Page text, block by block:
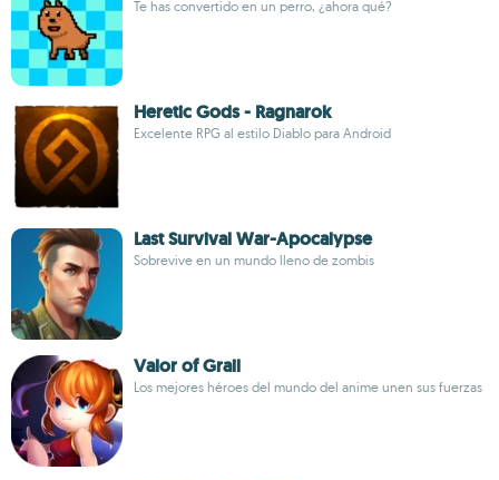
Te has convertido en un perro, ¿ahora qué?
Heretic Gods - Ragnarok
Excelente RPG al estilo Diablo para Android
Last Survival War-Apocalypse
Sobrevive en un mundo lleno de zombis
Valor of Grail
Los mejores héroes del mundo del anime unen sus fuerzas